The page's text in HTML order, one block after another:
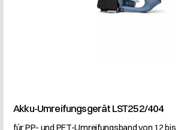
Akku-Umreifungsgerät LST252/404
für PP- und PET-Umreifungsband von 12